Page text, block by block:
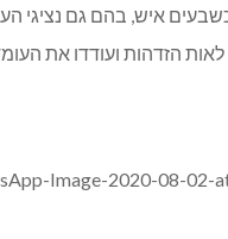
איש, בהם גם נציגי
הזדהות ועודדו את